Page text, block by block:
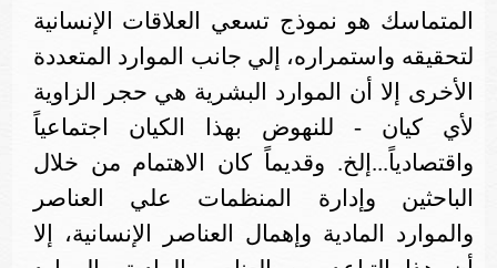
المتماسك هو نموذج تسعي العلاقات الإنسانية
لتحقيقه واستمراره، إلي جانب الموارد المتعددة
الأخرى إلا أن الموارد البشرية هي حجر الزاوية
لأي كيان - للنهوض بهذا الكيان اجتماعياً
واقتصادياً...إلخ. وقديماً كان الاهتمام من خلال
الباحثين وإدارة المنظمات علي العناصر
والموارد المادية وإهمال العناصر الإنسانية، إلا